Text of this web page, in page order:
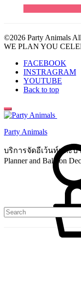
©2026 Party Animals
WE PLAN YOU
FACEBOOK
INSTRAGRAM
YOUTUBE
Back to top
Party Animals
บริการจัดอีเว้นท์และปา
Planner and Balloon
Search